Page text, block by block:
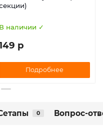
В наличии ✓
р
Подробнее
0 Вопрос-